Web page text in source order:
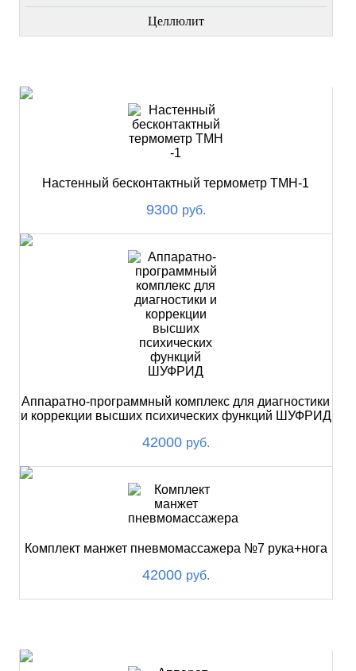
Целлюлит
Настенный бесконтактный термометр ТМН-1
9300 руб.
Аппаратно-программный комплекс для диагностики
и коррекции высших психических функций ШУФРИД
42000 руб.
Комплект манжет пневмомассажера №7 рука+нога
42000 руб.